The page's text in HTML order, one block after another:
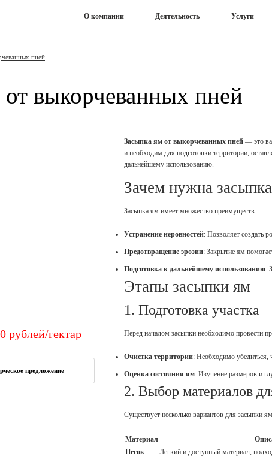
О компании Деятельность Услуги
пней
выкорчеванных пней
рублей/гектар
предложение
Засыпка ям от выкорчеванных пней — это
и необходим для подготовки территории,
дальнейшему использованию.
Зачем нужна
Засыпка ям имеет множество преимуществ:
Устранение неровностей: Позволяет создать
Предотвращение эрозии: Закрытие ям
Подготовка к дальнейшему использованию:
Этапы засыпки ям
1. Подготовка участка
Перед началом засыпки необходимо провести
Очистка территории: Необходимо убедиться,
Оценка состояния ям: Изучение размеров и
2. Выбор материалов
Существует несколько вариантов для засыпки
Материал
Песок
Легкий и доступный материал,